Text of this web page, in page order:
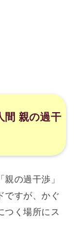
間 親の過干
の過干渉」
ですが、かぐ
つく場所にス